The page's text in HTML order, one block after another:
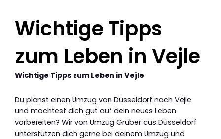
Wichtige Tipps
zum Leben in Vejle
Wichtige Tipps zum Leben in Vejle
Du planst einen Umzug von Düsseldorf nach Vejle
und möchtest dich gut auf dein neues Leben
vorbereiten? Wir von Umzug Gruber aus Düsseldorf
unterstützen dich gerne bei deinem Umzug und